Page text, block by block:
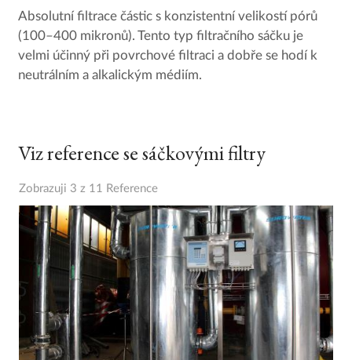
Absolutní filtrace částic s konzistentní velikostí pórů
(100–400 mikronů). Tento typ filtračního sáčku je
velmi účinný při povrchové filtraci a dobře se hodí k
neutrálním a alkalickým médiím.
Viz reference se sáčkovými filtry
Zobrazuji 3 z 11 Reference